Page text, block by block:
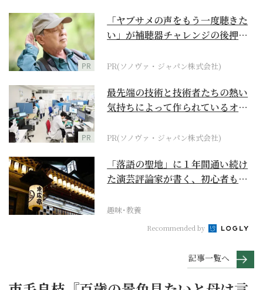
PR
「ヤブサメの声をもう一度聴きた
い」が補聴器チャレンジの後押し
PR(ソノヴァ・ジャパン株式会社)
PR
最先端の技術と技術者たちの熱い
気持ちによって作られているオー
PR(ソノヴァ・ジャパン株式会社)
「落語の聖地」に１年間通い続け
た演芸評論家が書く、初心者も引
趣味･教養
Recommended by
記事一覧へ